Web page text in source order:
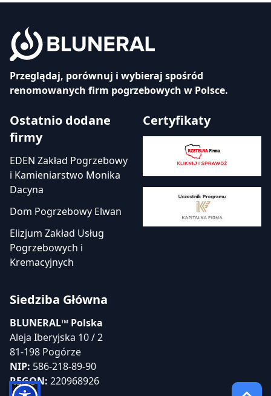
Przeglądaj, porównuj i wybieraj spośród
renomowanych firm pogrzebowych w Polsce.
Ostatnio dodane
firmy
EDEN Zakład Pogrzebowy
i Kamieniarstwo Monika
Dacyna
Dom Pogrzebowy Elwan
Elizjum Zakład Usług
Pogrzebowych i
Kremacyjnych
Certyfikaty
Siedziba Główna
BLUNERAL™ Polska
Aleja Iberyjska 10 / 2
81-198 Pogórze
NIP: 586-218-89-90
REGON: 220968926